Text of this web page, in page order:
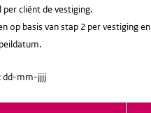
per cliënt de vestiging.
op basis van stap 2 per vestiging
dd-mm-jjjj